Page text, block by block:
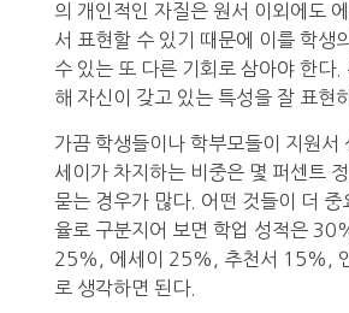
의 개인적인 자질은 원서 이외에도
서 표현할 수 있기 때문에 이를 학생
수 있는 또 다른 기회로 삼아야 한다.
해 자신이 갖고 있는 특성을 잘 표현
가끔 학생들이나 학부모들이 지원서
세이가 차지하는 비중은 몇 퍼센트
묻는 경우가 많다. 어떤 것들이 더 중
율로 구분지어 보면 학업 성적은
25%, 에세이 25%, 추천서 15%,
로 생각하면 된다.